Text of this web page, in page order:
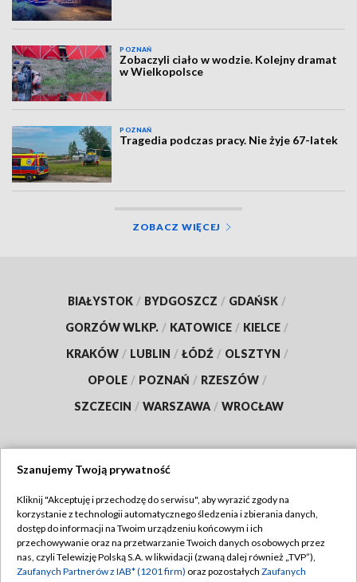
POZNAŃ
Zobaczyli ciało w wodzie. Kolejny dramat
w Wielkopolsce
POZNAŃ
Tragedia podczas pracy. Nie żyje 67-latek
ZOBACZ WIĘCEJ
BIAŁYSTOK / BYDGOSZCZ / GDAŃSK /
GORZÓW WLKP. / KATOWICE / KIELCE /
KRAKÓW / LUBLIN / ŁÓDŹ / OLSZTYN /
OPOLE / POZNAŃ / RZESZÓW /
SZCZECIN / WARSZAWA / WROCŁAW
TVP
Abonament TVP
Emisja w TVP
Regulamin TVP
Polityka prywatności
Szanujemy Twoją prywatność
Kliknij "Akceptuję i przechodzę do serwisu", aby wyrazić zgody na
korzystanie z technologii automatycznego śledzenia i zbierania danych,
dostęp do informacji na Twoim urządzeniu końcowym i ich
przechowywanie oraz na przetwarzanie Twoich danych osobowych przez
nas, czyli Telewizję Polską S.A. w likwidacji (zwaną dalej również „TVP”),
Zaufanych Partnerów z IAB* (1201 firm) oraz pozostałych Zaufanych